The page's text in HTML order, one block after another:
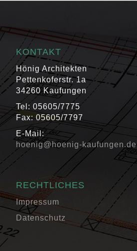
KONTAKT
Hönig Architekten
Pettenkoferstr. 1a
34260 Kaufungen
Tel: 05605/7775
Fax: 05605/7797
E-Mail:
hoenig@hoenig-kaufungen.de
RECHTLICHES
Impressum
Datenschutz